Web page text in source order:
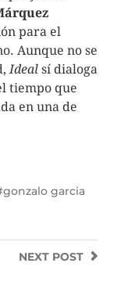
para el
Aunque no se
Idealsí dialoga
tiempo que
en una de
gonzalo garcia
NEXT POST